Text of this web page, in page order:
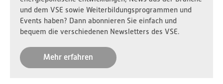
und dem VSE sowie Weiterbildungsprogrammen und
Events haben? Dann abonnieren Sie einfach und
bequem die verschiedenen Newsletters des VSE.
Mehr erfahren